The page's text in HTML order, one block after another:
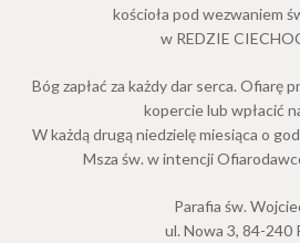
kościoła pod wezwaniem
w REDZIE
Bóg zapłać za każdy dar serca. Ofiarę
kopercie lub wpłacić
W każdą drugą niedzielę miesiąca o
Msza św. w intencji
Parafia św.
ul. Nowa 3, 84-240